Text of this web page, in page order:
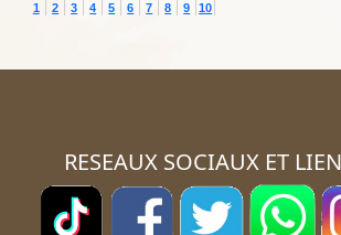
1 2 3 4 5 6 7 8 9 10
RESEAUX SOCIAUX ET